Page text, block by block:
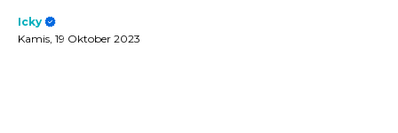
Icky
Kamis, 19 Oktober 2023